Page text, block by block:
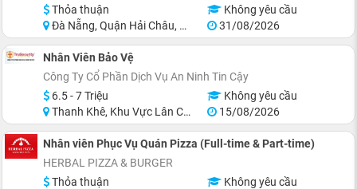
Thỏa thuận
Không yêu cầu
Đà Nẵng, Quận Hải Châu, Quận Thanh Khê, Quận Sơn Trà, Quận Cẩm Lệ
31/08/2026
Nhân Viên Bảo Vệ
Công Ty Cổ Phần Dịch Vụ An Ninh Tin Cậy
6.5 - 7 Triệu
Không yêu cầu
Thanh Khê, Khu Vực Lân Cận Đà Nẵng
15/08/2026
Nhân viên Phục Vụ Quán Pizza (Full-time & Part-time)
HERBAL PIZZA & BURGER
Thỏa thuận
Không yêu cầu